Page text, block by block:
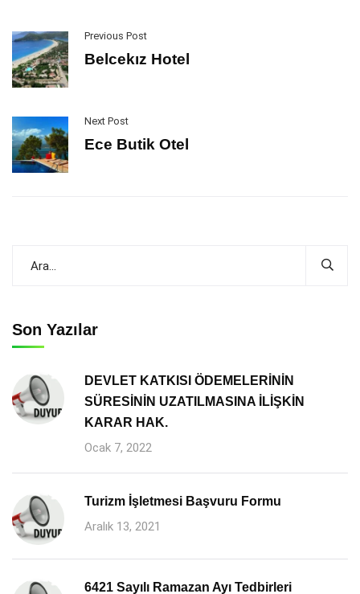
Previous Post
Belcekız Hotel
Next Post
Ece Butik Otel
Son Yazılar
DEVLET KATKISI ÖDEMELERİNİN
SÜRESİNİN UZATILMASINA İLİŞKİN
KARAR HAK.
Ocak 7, 2022
Turizm İşletmesi Başvuru Formu
Aralık 13, 2021
6421 Sayılı Ramazan Ayı Tedbirleri